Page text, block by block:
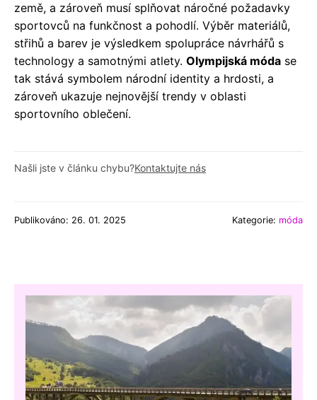
země, a zároveň musí splňovat náročné požadavky
sportovců na funkčnost a pohodlí. Výběr materiálů,
střihů a barev je výsledkem spolupráce návrhářů s
technology a samotnými atlety. Olympijská móda se
tak stává symbolem národní identity a hrdosti, a
zároveň ukazuje nejnovější trendy v oblasti
sportovního oblečení.
Našli jste v článku chybu?Kontaktujte nás
Publikováno: 26. 01. 2025 Kategorie: móda